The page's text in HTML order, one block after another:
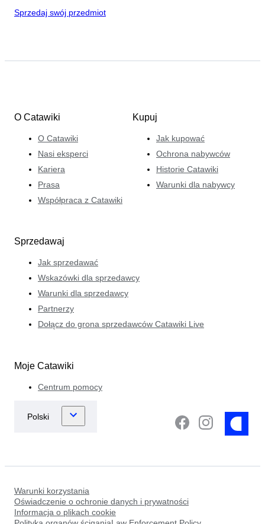
Sprzedaj swój przedmiot
O Catawiki
O Catawiki
Nasi eksperci
Kariera
Prasa
Współpraca z Catawiki
Kupuj
Jak kupować
Ochrona nabywców
Historie Catawiki
Warunki dla nabywcy
Sprzedawaj
Jak sprzedawać
Wskazówki dla sprzedawcy
Warunki dla sprzedawcy
Partnerzy
Dołącz do grona sprzedawców Catawiki Live
Moje Catawiki
Centrum pomocy
Warunki korzystania
Oświadczenie o ochronie danych i prywatności
Informacja o plikach cookie